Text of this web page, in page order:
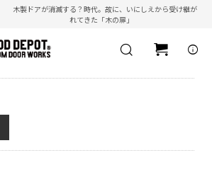
木製ドアが消滅する？時代。故に、いにしえから受け継が
れてきた「木の扉」
ー「安心お電話サポート」： 077-537-3901info